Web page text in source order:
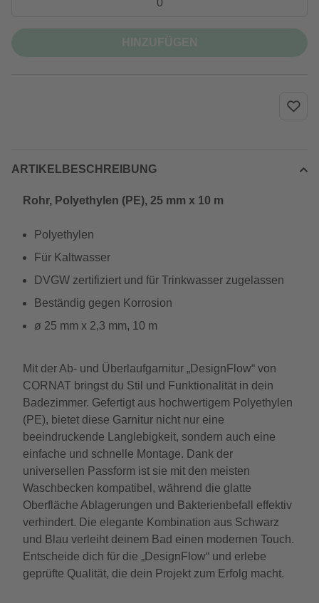
ARTIKELBESCHREIBUNG
Rohr, Polyethylen (PE), 25 mm x 10 m
Polyethylen
Für Kaltwasser
DVGW zertifiziert und für Trinkwasser zugelassen
Beständig gegen Korrosion
ø 25 mm x 2,3 mm, 10 m
Mit der Ab- und Überlaufgarnitur „DesignFlow“ von
CORNAT bringst du Stil und Funktionalität in dein
Badezimmer. Gefertigt aus hochwertigem Polyethylen
(PE), bietet diese Garnitur nicht nur eine
beeindruckende Langlebigkeit, sondern auch eine
einfache und schnelle Montage. Dank der
universellen Passform ist sie mit den meisten
Waschbecken kompatibel, während die glatte
Oberfläche Ablagerungen und Bakterienbefall effektiv
verhindert. Die elegante Kombination aus Schwarz
und Blau verleiht deinem Bad einen modernen Touch.
Entscheide dich für die „DesignFlow“ und erlebe
geprüfte Qualität, die dein Projekt zum Erfolg macht.